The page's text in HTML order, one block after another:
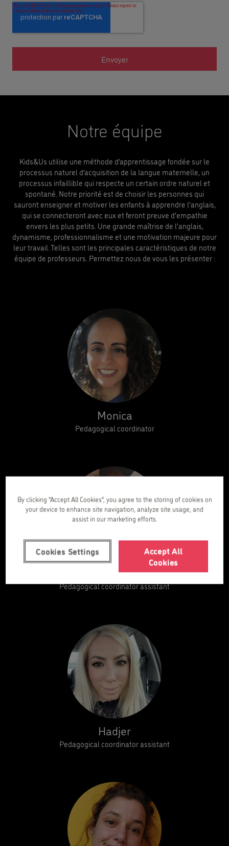
Notre équipe
​Kids&Us utilise une méthode d’apprentissage fondée sur le
processus naturel d’acquisition de la langue maternelle, un
processus infaillible qui respecte un certain ordre naturel et
spontané. Notre priorité est de choisir les personnes qui
sauront enseigner et motiver les enfants à apprendre l'anglais,
qui se connecteront avec eux et feront preuve d'empathie
envers les plus petits. Une grande maîtrise de l'anglais,
dynamisme, professionnalisme et une motivation majeure pour
leur travail. Telles sont les principales caractéristiques de notre
équipe de professeurs. Permettez nous de vous les présenter :
Monica
Pedagogical coordinator
Emma
Pedagogical coordinator assistant
Hadjer
Pedagogical coordinator assistant
By clicking “Accept All Cookies”, you agree to the storing of cookies on
your device to enhance site navigation, analyze site usage, and
assist in our marketing efforts.
Accept All
Cookies
Cookies Settings